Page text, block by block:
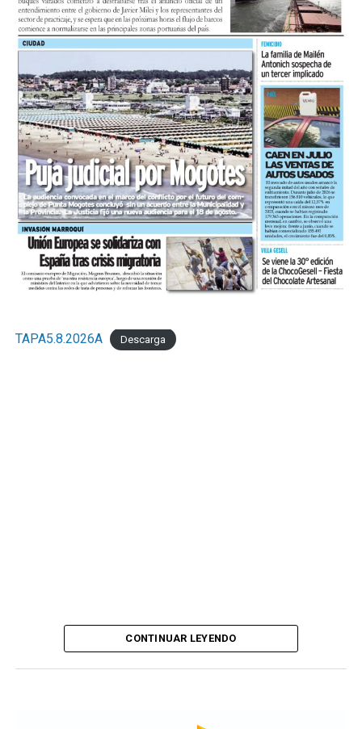
TAPA5.8.2026A Descarga
CONTINUAR LEYENDO